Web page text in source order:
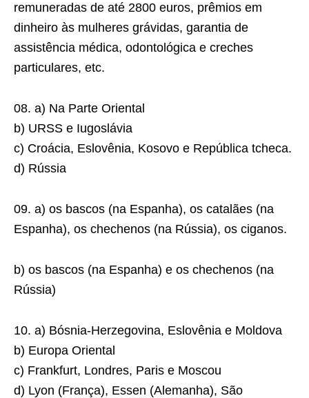
remuneradas de até 2800 euros, prêmios em
dinheiro às mulheres grávidas, garantia de
assistência médica, odontológica e creches
particulares, etc.
08. a) Na Parte Oriental
b) URSS e Iugoslávia
c) Croácia, Eslovênia, Kosovo e República tcheca.
d) Rússia
09. a) os bascos (na Espanha), os catalães (na
Espanha), os chechenos (na Rússia), os ciganos.
b) os bascos (na Espanha) e os chechenos (na
Rússia)
10. a) Bósnia-Herzegovina, Eslovênia e Moldova
b) Europa Oriental
c) Frankfurt, Londres, Paris e Moscou
d) Lyon (França), Essen (Alemanha), São